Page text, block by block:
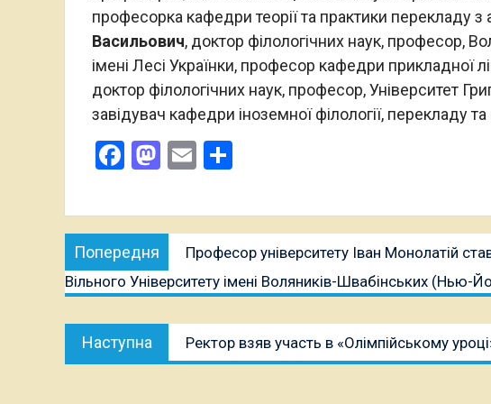
професорка кафедри теорії та практики перекладу з
Васильович, доктор філологічних наук, професор,
імені Лесі Українки, професор кафедри прикладної
доктор філологічних наук, професор, Університет
завідувач кафедри іноземної філології, перекладу
Facebook
Mastodon
Email
Навігація
записів
Попередня
Попередня
публікація:
Професор університету Іван Монолатій
Вільного Університету імені Воляників-Швабінських (Нью-
Наступна
публікація:
Ректор взяв участь в «Олімпійському